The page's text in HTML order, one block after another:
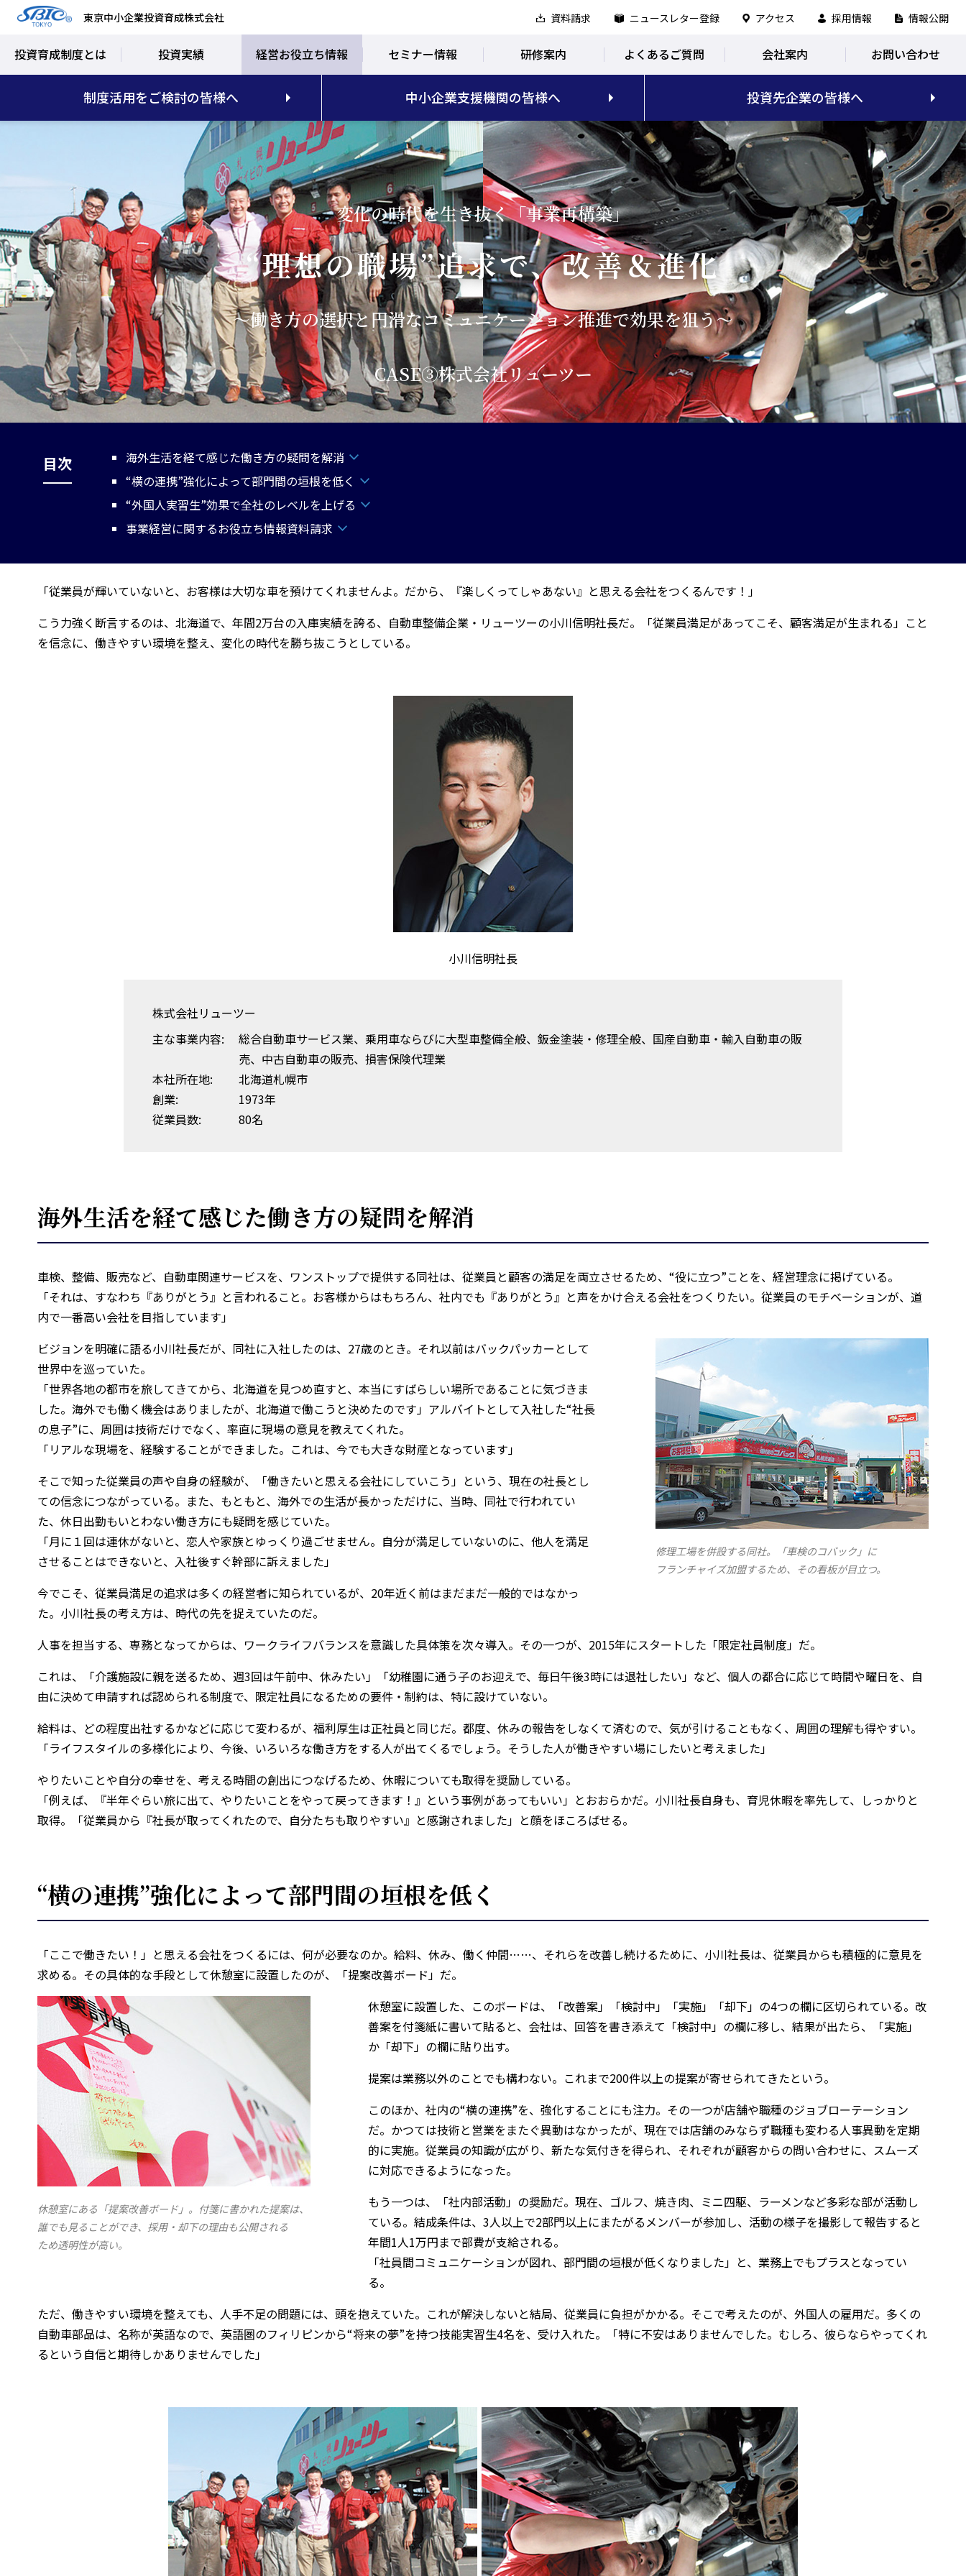
東京中小企業投資育成株式会社 資料請求 ニュースレター登録 アクセス 採用情報 情報公開
投資育成制度とは 投資実績 経営お役立ち情報 セミナー情報 研修案内 よくあるご質問 会社案内 お問い合わせ
制度活用をご検討の皆様へ 中小企業支援機関の皆様へ 投資先企業の皆様へ
変化の時代を生き抜く「事業再構築」
“理想の職場”追求で、改善＆進化
～働き方の選択と円滑なコミュニケーション推進で効果を狙う～
CASE③株式会社リューツー
目次
海外生活を経て感じた働き方の疑問を解消
“横の連携”強化によって部門間の垣根を低く
“外国人実習生”効果で全社のレベルを上げる
事業経営に関するお役立ち情報資料請求
「従業員が輝いていないと、お客様は大切な車を預けてくれませんよ。だから、『楽しくってしゃあない』と思える会社をつくるんです！」
こう力強く断言するのは、北海道で、年間2万台の入庫実績を誇る、自動車整備企業・リューツーの小川信明社長だ。「従業員満足があってこそ、顧客満足が生まれる」こと
を信念に、働きやすい環境を整え、変化の時代を勝ち抜こうとしている。
小川信明社長
株式会社リューツー
主な事業内容:
総合自動車サービス業、乗用車ならびに大型車整備全般、鈑金塗装・修理全般、国産自動車・輸入自動車の販
売、中古自動車の販売、損害保険代理業
本社所在地:
北海道札幌市
創業:
1973年
従業員数:
80名
海外生活を経て感じた働き方の疑問を解消
車検、整備、販売など、自動車関連サービスを、ワンストップで提供する同社は、従業員と顧客の満足を両立させるため、“役に立つ”ことを、経営理念に掲げている。
「それは、すなわち『ありがとう』と言われること。お客様からはもちろん、社内でも『ありがとう』と声をかけ合える会社をつくりたい。従業員のモチベーションが、道
内で一番高い会社を目指しています」
修理工場を併設する同社。「車検のコバック」に
フランチャイズ加盟するため、その看板が目立つ。
ビジョンを明確に語る小川社長だが、同社に入社したのは、27歳のとき。それ以前はバックパッカーとして
世界中を巡っていた。
「世界各地の都市を旅してきてから、北海道を見つめ直すと、本当にすばらしい場所であることに気づきま
した。海外でも働く機会はありましたが、北海道で働こうと決めたのです」アルバイトとして入社した“社長
の息子”に、周囲は技術だけでなく、率直に現場の意見を教えてくれた。
「リアルな現場を、経験することができました。これは、今でも大きな財産となっています」
そこで知った従業員の声や自身の経験が、「働きたいと思える会社にしていこう」という、現在の社長とし
ての信念につながっている。また、もともと、海外での生活が長かっただけに、当時、同社で行われてい
た、休日出勤もいとわない働き方にも疑問を感じていた。
「月に１回は連休がないと、恋人や家族とゆっくり過ごせません。自分が満足していないのに、他人を満足
させることはできないと、入社後すぐ幹部に訴えました」
今でこそ、従業員満足の追求は多くの経営者に知られているが、20年近く前はまだまだ一般的ではなかっ
た。小川社長の考え方は、時代の先を捉えていたのだ。
人事を担当する、専務となってからは、ワークライフバランスを意識した具体策を次々導入。その一つが、2015年にスタートした「限定社員制度」だ。
これは、「介護施設に親を送るため、週3回は午前中、休みたい」「幼稚園に通う子のお迎えで、毎日午後3時には退社したい」など、個人の都合に応じて時間や曜日を、自
由に決めて申請すれば認められる制度で、限定社員になるための要件・制約は、特に設けていない。
給料は、どの程度出社するかなどに応じて変わるが、福利厚生は正社員と同じだ。都度、休みの報告をしなくて済むので、気が引けることもなく、周囲の理解も得やすい。
「ライフスタイルの多様化により、今後、いろいろな働き方をする人が出てくるでしょう。そうした人が働きやすい場にしたいと考えました」
やりたいことや自分の幸せを、考える時間の創出につなげるため、休暇についても取得を奨励している。
「例えば、『半年ぐらい旅に出て、やりたいことをやって戻ってきます！』という事例があってもいい」とおおらかだ。小川社長自身も、育児休暇を率先して、しっかりと
取得。「従業員から『社長が取ってくれたので、自分たちも取りやすい』と感謝されました」と顔をほころばせる。
“横の連携”強化によって部門間の垣根を低く
「ここで働きたい！」と思える会社をつくるには、何が必要なのか。給料、休み、働く仲間……、それらを改善し続けるために、小川社長は、従業員からも積極的に意見を
求める。その具体的な手段として休憩室に設置したのが、「提案改善ボード」だ。
休憩室にある「提案改善ボード」。付箋に書かれた提案は、
誰でも見ることができ、採用・却下の理由も公開される
ため透明性が高い。
休憩室に設置した、このボードは、「改善案」「検討中」「実施」「却下」の4つの欄に区切られている。改
善案を付箋紙に書いて貼ると、会社は、回答を書き添えて「検討中」の欄に移し、結果が出たら、「実施」
か「却下」の欄に貼り出す。
提案は業務以外のことでも構わない。これまで200件以上の提案が寄せられてきたという。
このほか、社内の“横の連携”を、強化することにも注力。その一つが店舗や職種のジョブローテーション
だ。かつては技術と営業をまたぐ異動はなかったが、現在では店舗のみならず職種も変わる人事異動を定期
的に実施。従業員の知識が広がり、新たな気付きを得られ、それぞれが顧客からの問い合わせに、スムーズ
に対応できるようになった。
もう一つは、「社内部活動」の奨励だ。現在、ゴルフ、焼き肉、ミニ四駆、ラーメンなど多彩な部が活動し
ている。結成条件は、3人以上で2部門以上にまたがるメンバーが参加し、活動の様子を撮影して報告すると
年間1人1万円まで部費が支給される。
「社員間コミュニケーションが図れ、部門間の垣根が低くなりました」と、業務上でもプラスとなってい
る。
ただ、働きやすい環境を整えても、人手不足の問題には、頭を抱えていた。これが解決しないと結局、従業員に負担がかかる。そこで考えたのが、外国人の雇用だ。多くの
自動車部品は、名称が英語なので、英語圏のフィリピンから“将来の夢”を持つ技能実習生4名を、受け入れた。「特に不安はありませんでした。むしろ、彼らならやってくれ
るという自信と期待しかありませんでした」